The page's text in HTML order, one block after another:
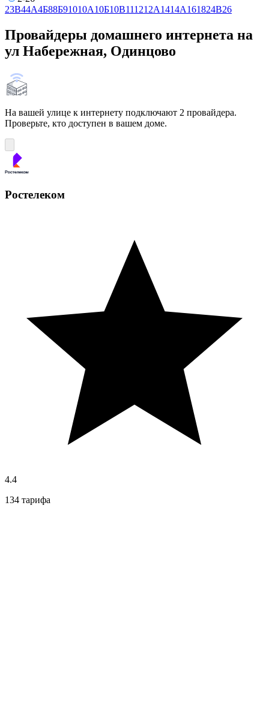
23В44А4Б88Б91010А10Б10В111212А1414А161824В26
Провайдеры домашнего интернета на
ул Набережная, Одинцово
На вашей улице к интернету подключают 2 провайдера.
Проверьте, кто доступен в вашем доме.
Ростелеком
4.4
134 тарифа